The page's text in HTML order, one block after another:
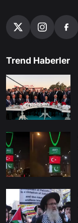
Trend Haberler